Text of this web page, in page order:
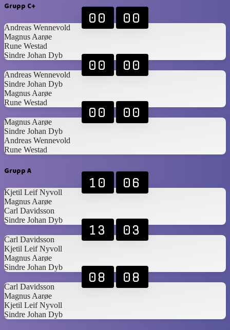
Grupp C+
00 00
Andreas Wennevold
Magnus Aarøe
Rune Westad
Sindre Johan Dyb
00 00
Andreas Wennevold
Sindre Johan Dyb
Magnus Aarøe
Rune Westad
00 00
Magnus Aarøe
Sindre Johan Dyb
Andreas Wennevold
Rune Westad
Grupp A
10 06
Kjetil Leif Nyvoll
Magnus Aarøe
Carl Davidsson
Sindre Johan Dyb
13 03
Carl Davidsson
Kjetil Leif Nyvoll
Magnus Aarøe
Sindre Johan Dyb
08 08
Carl Davidsson
Magnus Aarøe
Kjetil Leif Nyvoll
Sindre Johan Dyb